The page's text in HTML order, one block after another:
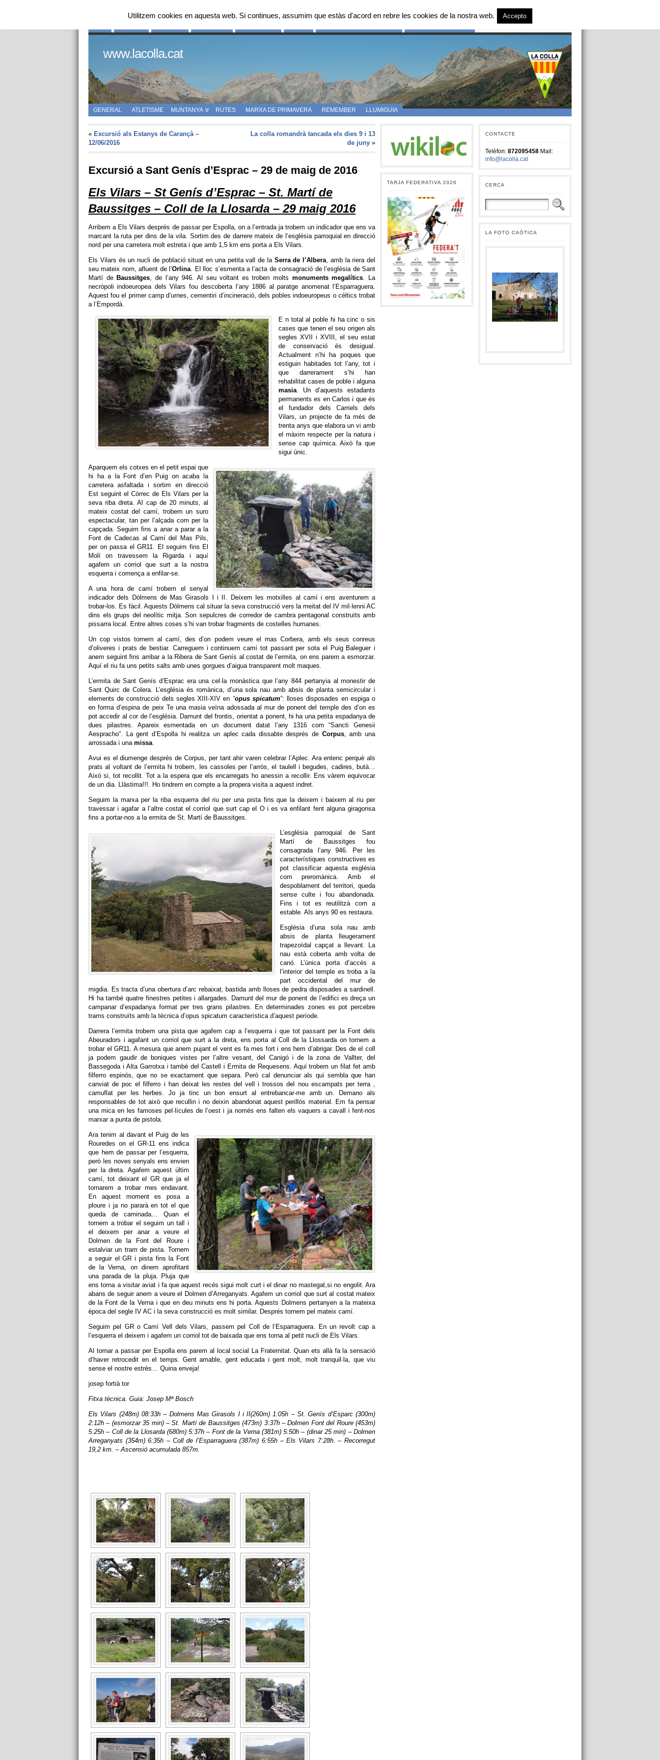
www.lacolla.cat
GENERAL ATLETISME MUNTANYA RUTES MARXA DE PRIMAVERA REMEMBER LLUMIGUIA
« Excursió als Estanys de Carançà –
12/06/2016
La colla romandrà tancada els dies 9 i 13
de juny »
Excursió a Sant Genís d’Esprac – 29 de maig de 2016
Els Vilars – St Genís d’Esprac – St. Martí de
Baussitges – Coll de la Llosarda – 29 maig 2016
Arribem a Els Vilars després de passar per Espolla, on a l’entrada ja trobem un indicador que ens va
marcant la ruta per dins de la vila. Sortimdes de darrere mateix de l’església parroquial en direcció
nord per una carretera molt estreta i que amb 1,5 km ens porta a Els Vilars.
Els Vilars és un nucli de població situat en una petita vall de la Serra de l’Albera, amb la riera del
seu mateix nom, afluent de l’Orlina. El lloc s’esmenta a l’acta de consagració de l’església de Sant
Martí de Baussitges, de l’any 946. Al seu voltant es troben molts monuments megalítics. La
necròpoli indoeuropea dels Vilars fou descoberta l’any 1886 al paratge anomenat l’Esparraguera.
Aquest fou el primer camp d’urnes, cementiri d’incineració, dels pobles indoeuropeus o cèltics trobat
a l’Empordà.
E n total al poble hi ha cinc o sis
casesque tenen el seu origen als
segles XVII i XVIII, el seu estat
de conservació és desigual.
Actualment n’hi ha poques que
estiguin habitades tot l’any, tot i
que darrerament s’hi han
rehabilitat cases de poble i alguna
masia. Un d’aquests estadants
permanents es en Carlos i que és
el fundador dels Carriels dels
Vilars, un projecte de fa més de
trenta anys que elabora un vi amb
el màxim respecte per la natura i
sense cap química. Això fa que
sigui únic.
Aparquem els cotxes en el petit espai que
hi ha a la Font d’en Puig on acaba la
carretera asfaltada i sortim en direcció
Est seguint el Còrrec de Els Vilars per la
seva riba dreta. Al cap de 20 minuts, al
mateix costat del camí, trobem un suro
espectacular, tan per l’alçada com per la
capçada. Seguim fins a anar a parar a la
Font de Cadecas al Camí del Mas Pils,
per on passa el GR11. El seguim fins El
Molí on travessem la Rigarda i aquí
agafem un corriol que surt a la nostra
esquerra i comença a enfilar-se.
A una hora de camí trobem el senyal
indicador dels Dòlmens de Mas Girasols I i II. Deixem les motxilles al camí i ens aventurem a
trobar-los. Es fàcil. Aquests Dòlmens cal situar la seva construcció vers la meitat del IV mil·lenni AC
dins els grups del neolític mitja. Son sepulcres de corredor de cambra pentagonal construïts amb
pissarra local. Entre altres coses s’hi van trobar fragments de costelles humanes.
Un cop vistos tornem al camí, des d’on podem veure el mas Corbera, amb els seus conreus
d’oliveres i prats de bestiar. Carreguem i continuem camí tot passant per sota el Puig Baleguer i
anem seguint fins arribar a la Ribera de Sant Genís al costat de l’ermita, on ens parem a esmorzar.
Aquí el riu fa uns petits salts amb unes gorgues d’aigua transparent molt maques.
L’ermita de Sant Genís d’Esprac era una cel·la monàstica que l’any 844 pertanyia al monestir de
Sant Quirc de Colera. L’església és romànica, d’una sola nau amb absis de planta semicircular i
elements de construcció dels segles XIII-XIV en “opus spicatum”: lloses disposades en espiga o
en forma d’espina de peixTe una masia veïna adossada al mur de ponent del temple des d’on es
pot accedir al cor de l’església. Damunt del frontis, orientat a ponent, hi ha una petita espadanya de
dues pilastres. Apareix esmentada en un document datat l’any 1316 com “Sancti Genesii
Aespracho”. La gent d’Espolla hi realitza un aplec cada dissabte després de Corpus, amb una
arrossada i una missa.
Avui es el diumenge després de Corpus, per tant ahir varen celebrar l’Aplec. Ara entenc perquè als
prats al voltant de l’ermita hi trobem, les cassoles per l’arròs, el taulell i begudes, cadires, butà…
Això si, tot recollit. Tot a la espera que els encarregats ho anessin a recollir. Ens vàrem equivocar
de un dia. Llàstima!!!. Ho tindrem en compte a la propera visita a aquest indret.
Seguim la marxa per la riba esquerra del riu per una pista fins que la deixem i baixem al riu per
travessar i agafar a l’altre costat el corriol que surt cap el O i es va enfilant fent alguna giragonsa
fins a portar-nos a la ermita de St. Martí de Baussitges.
L’església parroquial de Sant
Martí de Baussitges fou
consagrada l’any 946. Per les
característiques constructives es
pot classificar aquesta església
com preromànica. Amb el
despoblament del territori, queda
sense culte i fou abandonada.
Fins i tot es reutilitzà com a
estable. Als anys 90 es restaura.
Església d’una sola nau amb
absis de planta lleugerament
trapezoïdal capçat a llevant. La
nau està coberta amb volta de
canó. L’única porta d’accés a
l’interior del temple es troba a la
part occidental del mur de
migdia. Es tracta d’una obertura d’arc rebaixat, bastida amb lloses de pedra disposades a sardinell.
Hi ha també quatre finestres petites i allargades. Damunt del mur de ponent de l’edifici es dreça un
campanar d’espadanya format per tres grans pilastres. En determinades zones es pot percebre
trams construïts amb la tècnica d’opus spicatum característica d’aquest període.
Darrera l’ermita trobem una pista que agafem cap a l’esquerra i que tot passant per la Font dels
Abeuradors i agafant un corriol que surt a la dreta, ens porta al Coll de la Llossarda on tornem a
trobar el GR11. A mesura que anem pujant el vent es fa mes fort i ens hem d’abrigar. Des de el coll
ja podem gaudir de boniques vistes per l’altre vesant, del Canigó i de la zona de Vallter, del
Bassegoda i Alta Garrotxa i també del Castell i Ermita de Requesens. Aquí trobem un filat fet amb
filferro espinós, que no se exactament que separa. Però cal denunciar als qui sembla que han
canviat de poc el filferro i han deixat les restes del vell i trossos del nou escampats per terra ,
camuflat per les herbes. Jo ja tinc un bon ensurt al entrebancar-me amb un. Demano als
responsables de tot això que recullin i no deixin abandonat aquest perillós material. Em fa pensar
una mica en les famoses pel·lícules de l’oest i ja només ens falten els vaquers a cavall i fent-nos
marxar a punta de pistola.
Ara tenim al davant el Puig de les
Rouredes on el GR-11 ens indica
que hem de passar per l’esquerra,
però les noves senyals ens envien
per la dreta. Agafem aquest últim
camí, tot deixant el GR que ja el
tornarem a trobar mes endavant.
En aquest moment es posa a
ploure i ja no pararà en tot el que
queda de caminada… Quan el
tornem a trobar el seguim un tall i
el deixem per anar a veure el
Dolmen de la Font del Roure i
estalviar un tram de pista. Tornem
a seguir el GR i pista fins la Font
de la Verna, on dinem aprofitant
una parada de la pluja. Pluja que
ens torna a visitar aviat i fa que aquest recés sigui molt curt i el dinar no mastegat,si no engolit. Ara
abans de seguir anem a veure el Dolmen d’Arreganyats. Agafem un corriol que surt al costat mateix
de la Font de la Verna i que en deu minuts ens hi porta. Aquests Dolmens pertanyen a la mateixa
època del segle IV AC i la seva construcció es molt similar. Després tornem pel mateix camí.
Seguim pel GR o Camí Vell dels Vilars, passem pel Coll de l’Esparraguera. En un revolt cap a
l’esquerra el deixem i agafem un corriol tot de baixada que ens torna al petit nucli de Els Vilars.
Al tornar a passar per Espolla ens parem al local social La Fraternitat. Quan ets allà fa la sensació
d’haver retrocedit en el temps. Gent amable, gent educada i gent molt, molt tranquil·la, que viu
sense el nostre estrès… Quina enveja!
josep fortià tor
Fitxa tècnica. Guia: Josep Mª Bosch
Els Vilars (248m) 08:33h – Dolmens Mas Girasols I i II(260m) 1:05h – St. Genís d’Esparc (300m)
2:12h – (esmorzar 35 min) – St. Martí de Baussitges (473m) 3:37h – Dolmen Font del Roure (453m)
5:25h – Coll de la Llosarda (680m) 5:37h – Font de la Verna (381m) 5:50h – (dinar 25 min) – Dolmen
Arreganyats (354m) 6:35h – Coll de l’Esparraguera (387m) 6:55h – Els Vilars 7:28h. – Recorregut
19,2 km. – Ascensió acumulada 857m.
TARJA FEDERATIVA 2026
CONTACTE
Telèfon: 872095458 Mail:
info@lacolla.cat
CERCA
LA FOTO CAÒTICA
Utilitzem cookies en aquesta web. Si continues, assumim que estàs d'acord en rebre les cookies de la nostra web. Accepto